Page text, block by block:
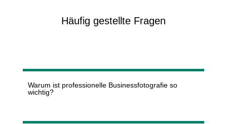
Häufig gestellte Fragen
Warum ist professionelle Businessfotografie so
wichtig?